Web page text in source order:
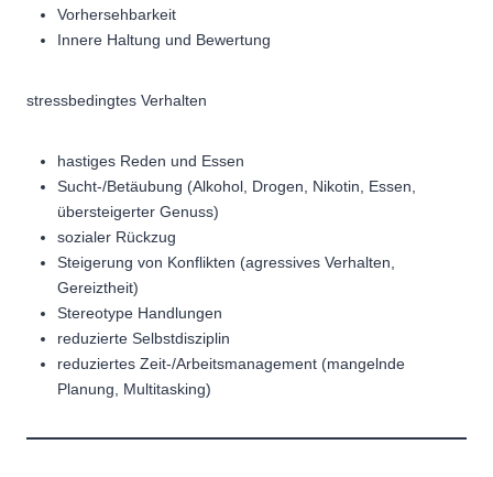
Vorhersehbarkeit
Innere Haltung und Bewertung
stressbedingtes Verhalten
hastiges Reden und Essen
Sucht-/Betäubung (Alkohol, Drogen, Nikotin, Essen,
übersteigerter Genuss)
sozialer Rückzug
Steigerung von Konflikten (agressives Verhalten,
Gereiztheit)
Stereotype Handlungen
reduzierte Selbstdisziplin
reduziertes Zeit-/Arbeitsmanagement (mangelnde
Planung, Multitasking)